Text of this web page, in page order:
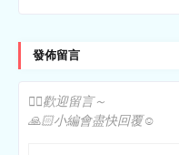
發佈留言
✍🏻歡迎留言～
🙏🏻小編會盡快回覆☺️